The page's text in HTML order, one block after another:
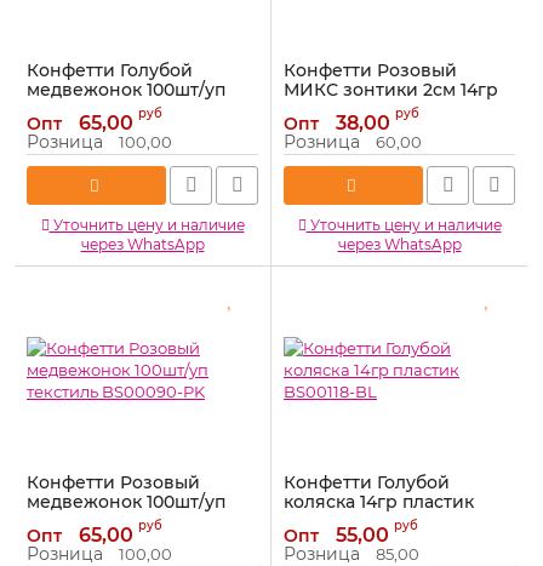
Конфетти Голубой
медвежонок 100шт/уп
текстиль BS00090-BL
Артикул: BS00090-BL
Опт 65,00 руб
Розница 100,00
Уточнить цену и наличие
через WhatsApp
Конфетти Розовый
МИКС зонтики 2см 14гр
пластик BS00119-PK
6035044
Артикул: 6035044
Опт 38,00 руб
Розница 60,00
Уточнить цену и наличие
через WhatsApp
Конфетти Розовый
медвежонок 100шт/уп
текстиль BS00090-PK
Артикул: BS00090-PK
Опт 65,00 руб
Розница 100,00
Конфетти Голубой
коляска 14гр пластик
Артикул: BS00118-BL
Опт 55,00 руб
Розница 85,00